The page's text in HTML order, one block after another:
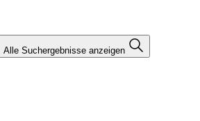
Alle Suchergebnisse anzeigen